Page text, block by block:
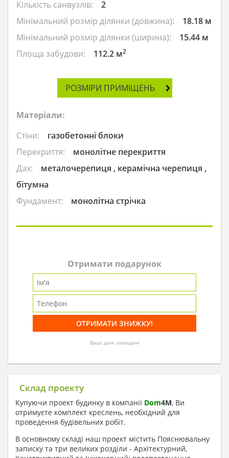
Кількість санвузлів:
2
Мінімальний розмір ділянки (довжина):
18.18 м
Мінімальний розмір ділянки (ширина):
15.44 м
Площа забудови:
112.2 м2
РОЗМІРИ ПРИМІЩЕНЬ
Матеріали:
Стіни:
газобетонні блоки
Перекриття:
монолітне перекриття
Дах:
металочерепиця , керамічна черепиця ,
бітумна
Фундамент:
монолітна стрічка
Отримати подарунок
Ваші дані захищені
Склад проекту
Купуючи проект будинку в компанії Dom4M, Ви
отримуєте комплект креслень, необхідний для
проведення будівельних робіт.
В основному складі наш проект містить Пояснювальну
записку та три великих розділи - Архітектурний,